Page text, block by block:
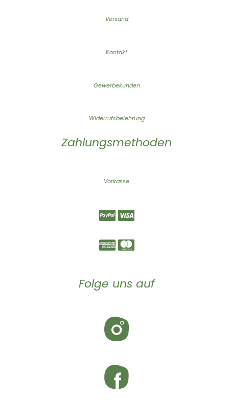
Versand
Kontakt
Gewerbekunden
Widerrufsbelehrung
Zahlungsmethoden
Vorkasse
Folge uns auf